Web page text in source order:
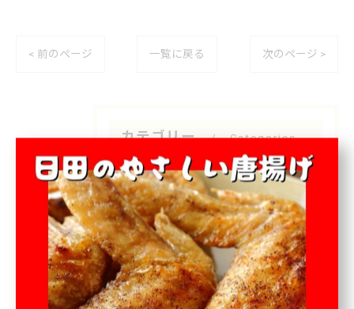
< 前のページ 一覧に戻る 次のページ >
カテゴリー Categories
全てのカテゴリー
お弁当
オードブル
テイクアウト
宅配